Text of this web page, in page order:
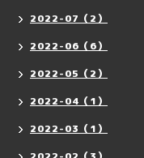
2022-07（2）
2022-06（6）
2022-05（2）
2022-04（1）
2022-03（1）